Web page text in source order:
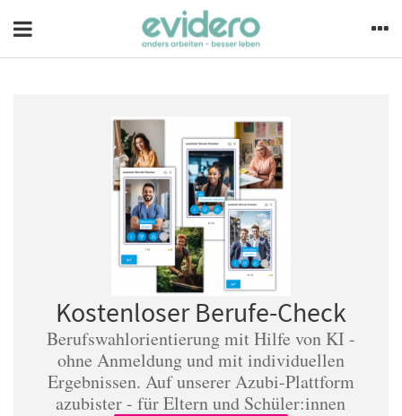
Kostenloser Berufe-Check
Berufswahlorientierung mit Hilfe von KI -
ohne Anmeldung und mit individuellen
Ergebnissen. Auf unserer Azubi-Plattform
azubister - für Eltern und Schüler:innen